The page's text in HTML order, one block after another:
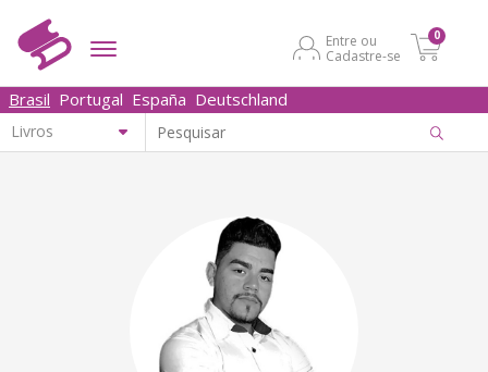
Entre ou
Cadastre-se
0
Brasil Portugal España Deutschland